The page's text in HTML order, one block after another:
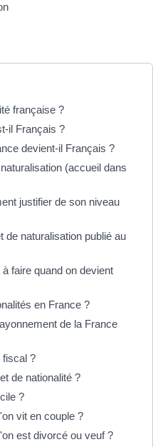
française ?
il Français ?
devient-il Français ?
(accueil dans
justifier de son niveau
naturalisation publié au
faire quand on devient
en France ?
de la France
fiscal ?
de nationalité ?
?
vit en couple ?
est divorcé ou veuf ?